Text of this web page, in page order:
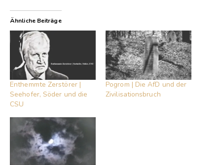
Ähnliche Beiträge
Enthemmte Zerstörer |
Seehofer, Söder und die
CSU
Pogrom | Die AfD und der
Zivilisationsbruch